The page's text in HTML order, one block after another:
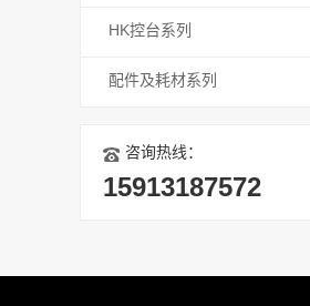
HK控台系列
配件及耗材系列
咨询热线：
15913187572